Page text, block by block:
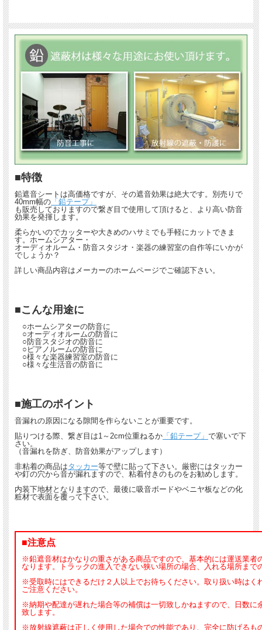
■特徴
鉛遮音シートは高価格ですが、その遮音効果は絶大です。別売りで
40mm幅の 「鉛テープ」
も販売しておりますので繋ぎ目で使用して頂けると、より高い防音
効果を発揮します。
柔らかいのでカッターや大きめのハサミでも手軽にカットできま
す。ホームシアター・
オーディオルーム・防音スタジオ・楽器の練習室の自作等にいかが
でしょうか？
詳しい商品内容はメーカーのホームページでご確認下さい。
■こんな用途に
○ホームシアターの防音に
○オーディオルームの防音に
○防音スタジオの防音に
○ピアノルームの防音に
○様々な楽器練習室の防音に
○様々な生活音の防音に
■施工のポイント
音漏れの原因になる隙間を作らないことが重要です。
貼りつける際、繋ぎ目は1～2cm位重ねるか 「鉛テープ」 で塞いで下
さい。
（音漏れを防ぎ、防音効果がアップします）
非粘着の商品はタッカー等で壁に貼って下さい。厳密にはタッカー
や釘の穴から音が漏れますので、粘着付きのものをお勧めします。
内装下地材となりますので、最後に吸音ボードやベニヤ板などの化
粧材で表面を覆って下さい。
■注意点
※鉛遮音材はかなりの重さがある商品ですので、基本的には運送業者
なります。トラックの進入できない狭い場所の場合、入れる場所まで
※受取時にはできるだけ２人以上でお待ちください。取り扱い時はく
ご注意ください。
※納期や配達が遅れた場合等の補償は一切致しかねますので、日数に
致します。
※放射線遮蔽は正しく使用した場合での性能であり、完全に防げるも